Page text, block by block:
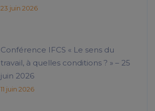
23 juin 2026
Conférence IFCS « Le sens du
travail, à quelles conditions ? » – 25
juin 2026
11 juin 2026